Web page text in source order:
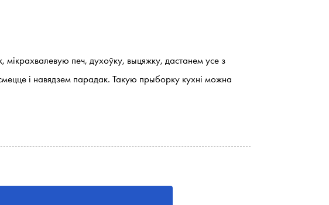
мікрахвалевую печ, духоўку, выцяжку, дастанем усе з
і навядзем парадак. Такую прыборку кухні можна